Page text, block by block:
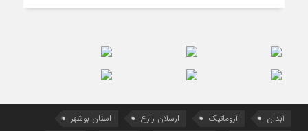
آبدان آروماتیک ارسلان زارع
استان بوشهر